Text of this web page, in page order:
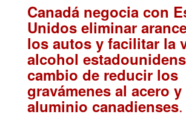
Canadá negocia con
Unidos eliminar
los autos y facilitar la
alcohol
cambio de reducir los
gravámenes al acero y
aluminio canadienses